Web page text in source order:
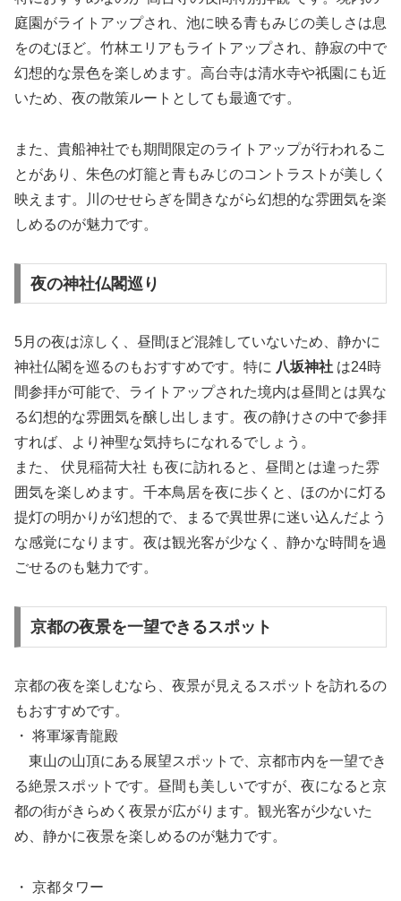
庭園がライトアップされ、池に映る青もみじの美しさは息
をのむほど。竹林エリアもライトアップされ、静寂の中で
幻想的な景色を楽しめます。高台寺は清水寺や祇園にも近
いため、夜の散策ルートとしても最適です。
また、貴船神社でも期間限定のライトアップが行われるこ
とがあり、朱色の灯籠と青もみじのコントラストが美しく
映えます。川のせせらぎを聞きながら幻想的な雰囲気を楽
しめるのが魅力です。
夜の神社仏閣巡り
5月の夜は涼しく、昼間ほど混雑していないため、静かに
神社仏閣を巡るのもおすすめです。特に 八坂神社 は24時
間参拝が可能で、ライトアップされた境内は昼間とは異な
る幻想的な雰囲気を醸し出します。夜の静けさの中で参拝
すれば、より神聖な気持ちになれるでしょう。
また、 伏見稲荷大社 も夜に訪れると、昼間とは違った雰
囲気を楽しめます。千本鳥居を夜に歩くと、ほのかに灯る
提灯の明かりが幻想的で、まるで異世界に迷い込んだよう
な感覚になります。夜は観光客が少なく、静かな時間を過
ごせるのも魅力です。
京都の夜景を一望できるスポット
京都の夜を楽しむなら、夜景が見えるスポットを訪れるの
もおすすめです。
・ 将軍塚青龍殿
東山の山頂にある展望スポットで、京都市内を一望でき
る絶景スポットです。昼間も美しいですが、夜になると京
都の街がきらめく夜景が広がります。観光客が少ないた
め、静かに夜景を楽しめるのが魅力です。
・ 京都タワー